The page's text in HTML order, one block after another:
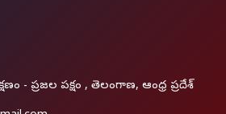
- ప్రజల పక్షం , తెలంగాణ, ఆంధ్ర ప్రదేశ్